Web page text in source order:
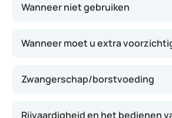
Wanneer niet gebruiken
Wanneer moet u extra
Zwangerschap/borstvoeding
Rijvaardigheid en het bedienen